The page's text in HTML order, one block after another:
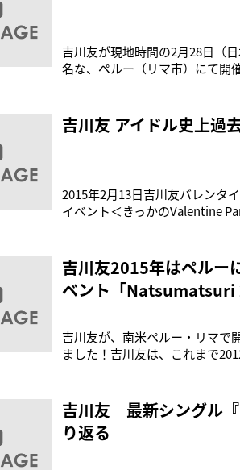
吉川友が現地時間の2月28日（
名な、ペルー（リマ市）にて開
吉川友 アイドル史上過
2015年2月13日吉川友バレンタ
イベント＜きっかのValentine
金入りのきっか好き、言うな
ト。まず
吉川友2015年はペルー
ベント「Natsumatsuri
吉川友が、南米ペルー・リマで
ました！吉川友は、これまで
吉川友 最新シングル『
り返る